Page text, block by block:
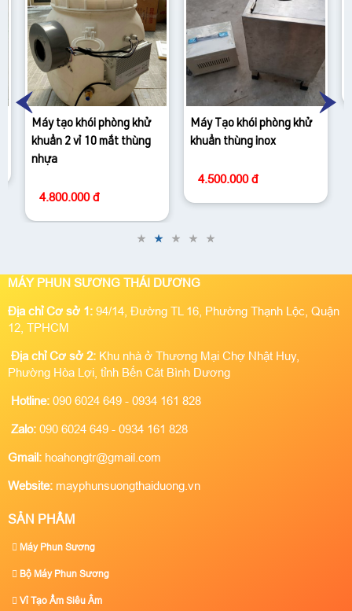
Máy Tạo khói phòng khử
khuẩn thùng inox
Bộ vỉ tạo khói khử khuẩn
10 mắt
2.300.000 đ
MÁY PHUN SƯƠNG THÁI DƯƠNG
Địa chỉ Cơ sở 1: 94/14, Đường TL 16, Phường Thạnh Lộc, Quận
12, TPHCM
Địa chỉ Cơ sở 2: Khu nhà ở Thương Mại Chợ Nhật Huy,
Phường Hòa Lợi, tỉnh Bến Cát Bình Dương
Hotline: 090 6024 649 - 0934 161 828
Zalo: 090 6024 649 - 0934 161 828
Gmail: hoahongtr@gmail.com
Website: mayphunsuongthaiduong.vn
SẢN PHẨM
Máy Phun Sương
Bộ Máy Phun Sương
Vỉ Tạo Ẩm Siêu Âm